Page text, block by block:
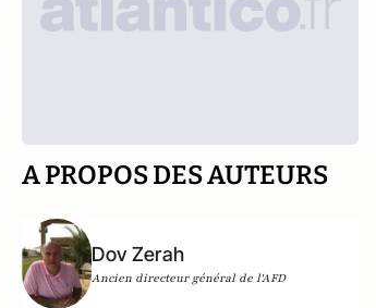
A PROPOS DES AUTEURS
Dov Zerah
Ancien directeur général de l'AFD